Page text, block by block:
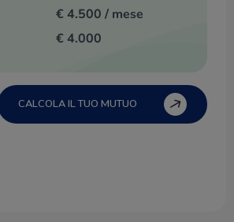
€ 4.500 / mese
€ 4.000
CALCOLA IL TUO MUTUO